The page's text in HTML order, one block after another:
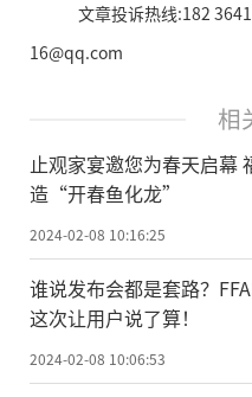
文章投诉热线:182
16@qq.com
相
止观家宴邀您为春天启幕
造“开春鱼化龙”
2024-02-08 10:16:25
谁说发布会都是套路？
这次让用户说了算！
2024-02-08 10:06:53